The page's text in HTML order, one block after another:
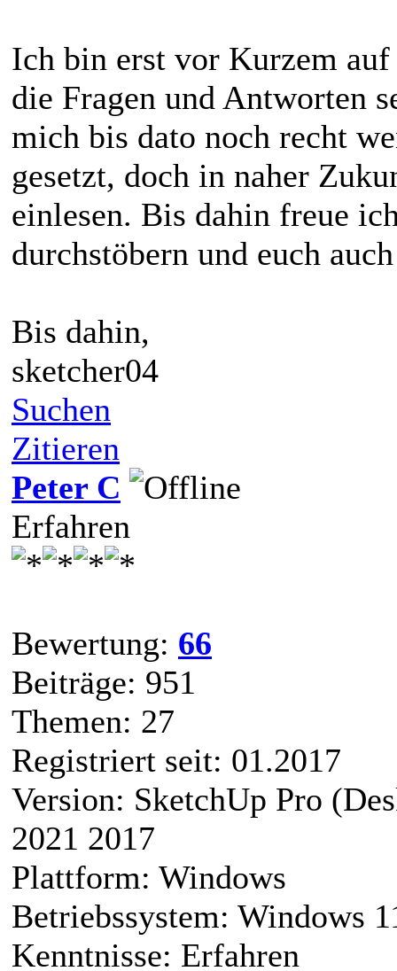
Ich bin erst vor Kurzem
die Fragen und Antworten
mich bis dato noch recht
gesetzt, doch in naher
einlesen. Bis dahin freue
durchstöbern und euch
Bis dahin,
sketcher04
Suchen
Zitieren
Peter C
Erfahren
Bewertung: 66
Beiträge: 951
Themen: 27
Registriert seit: 01.2017
Version: SketchUp Pro
2021 2017
Plattform: Windows
Betriebssystem: Windows
Kenntnisse: Erfahren